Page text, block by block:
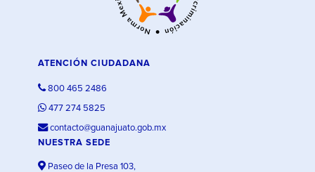
ATENCIÓN CIUDADANA
800 465 2486
477 274 5825
contacto@guanajuato.gob.mx
NUESTRA SEDE
Paseo de la Presa 103,